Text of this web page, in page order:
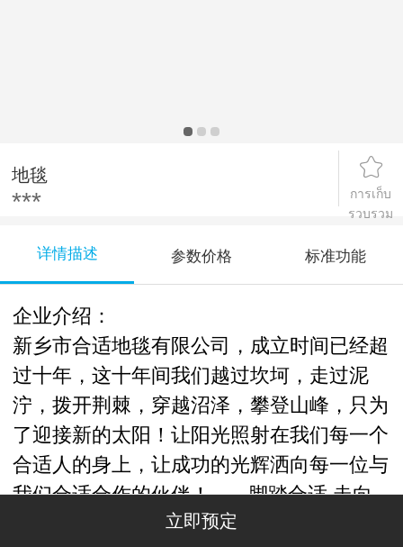
地毯
การเก็บ
รวบรวม
***
详情描述 参数价格 标准功能
企业介绍：
新乡市合适地毯有限公司，成立时间已经超
过十年，这十年间我们越过坎坷，走过泥
泞，拨开荆棘，穿越沼泽，攀登山峰，只为
了迎接新的太阳！让阳光照射在我们每一个
合适人的身上，让成功的光辉洒向每一位与
我们合适合作的伙伴！------脚踏合适 走向
立即预定